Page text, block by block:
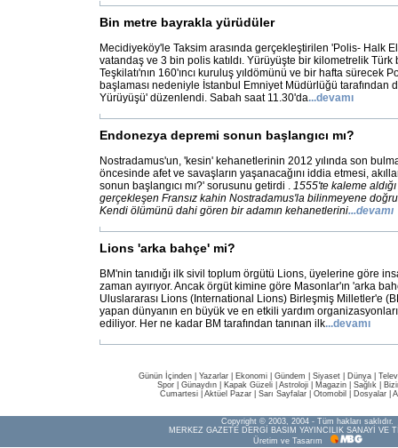
Bin metre bayrakla yürüdüler
Mecidiyeköy'le Taksim arasında gerçekleştirilen 'Polis- Halk
vatandaş ve 3 bin polis katıldı. Yürüyüşte bir kilometrelik Türk
Teşkilatı'nın 160'ıncı kuruluş yıldömünü ve bir hafta sürecek
başlaması nedeniyle İstanbul Emniyet Müdürlüğü tarafından
Yürüyüşü' düzenlendi. Sabah saat 11.30'da...devamı
Endonezya depremi sonun başlangıcı mı?
Nostradamus'un, 'kesin' kehanetlerinin 2012 yılında son
öncesinde afet ve savaşların yaşanacağını iddia etmesi,
sonun başlangıcı mı?' sorusunu getirdi . 1555'te kaleme
gerçekleşen Fransız kahin Nostradamus'la bilinmeyene
Kendi ölümünü dahi gören bir adamın kehanetlerini...devamı
Lions 'arka bahçe' mi?
BM'nin tanıdığı ilk sivil toplum örgütü Lions, üyelerine göre
zaman ayırıyor. Ancak örgüt kimine göre Masonlar'ın 'arka
Uluslararası Lions (International Lions) Birleşmiş Milletler'e
yapan dünyanın en büyük ve en etkili yardım
ediliyor. Her ne kadar BM tarafından tanınan ilk...devamı
Günün İçinden Yazarlar Ekonomi Gündem Siyaset Dünya |
Spor
Günaydın Kapak Güzeli Astroloji Magazin Sağlık
Cumartesi| Aktüel Pazar| Sarı Sayfalar| Otomobil Dosyalar|
Copyright © 2003, 2004 - Tüm hakları saklıdır.
MERKEZ GAZETE DERGİ BASIM YAYINCILIK SANAYİ VE
Üretim ve Tasarım